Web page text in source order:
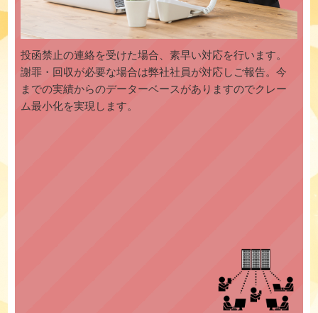
投函禁止の連絡を受けた場合、素早い対応を行います。
謝罪・回収が必要な場合は弊社社員が対応しご報告。今
までの実績からのデーターベースがありますのでクレー
ム最小化を実現します。